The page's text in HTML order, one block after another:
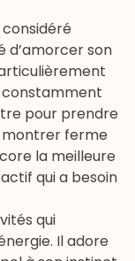
d’amorcer son
constamment
pour prendre
montrer ferme
la meilleure
qui a besoin
qui
Il adore